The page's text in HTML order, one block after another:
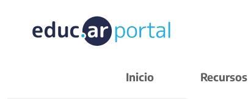
Inicio Recursos